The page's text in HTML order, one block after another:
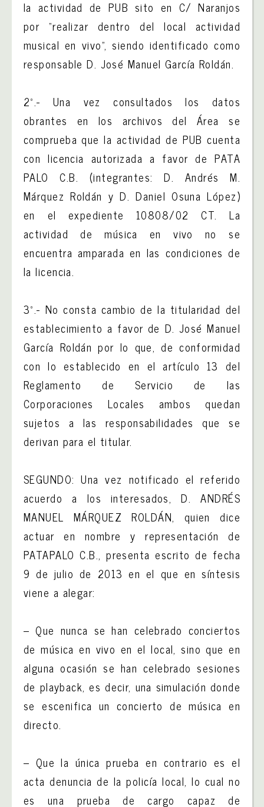
la actividad de PUB sito en C/ Naranjos
por “realizar dentro del local actividad
musical en vivo”, siendo identificado como
responsable D. José Manuel García Roldán.
2º.- Una vez consultados los datos
obrantes en los archivos del Área se
comprueba que la actividad de PUB cuenta
con licencia autorizada a favor de PATA
PALO C.B. (integrantes: D. Andrés M.
Márquez Roldán y D. Daniel Osuna López)
en el expediente 10808/02 CT. La
actividad de música en vivo no se
encuentra amparada en las condiciones de
la licencia.
3º.- No consta cambio de la titularidad del
establecimiento a favor de D. José Manuel
García Roldán por lo que, de conformidad
con lo establecido en el artículo 13 del
Reglamento de Servicio de las
Corporaciones Locales ambos quedan
sujetos a las responsabilidades que se
derivan para el titular.
SEGUNDO: Una vez notificado el referido
acuerdo a los interesados, D. ANDRÉS
MANUEL MÁRQUEZ ROLDÁN, quien dice
actuar en nombre y representación de
PATAPALO C.B., presenta escrito de fecha
9 de julio de 2013 en el que en síntesis
viene a alegar:
– Que nunca se han celebrado conciertos
de música en vivo en el local, sino que en
alguna ocasión se han celebrado sesiones
de playback, es decir, una simulación donde
se escenifica un concierto de música en
directo.
– Que la única prueba en contrario es el
acta denuncia de la policía local, lo cual no
es una prueba de cargo capaz de